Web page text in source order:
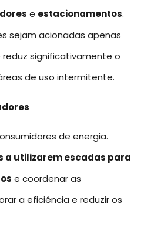
e estacionamentos.
sejam acionadas apenas
significativamente o
de uso intermitente.
de energia.
a utilizarem escadas para
e coordenar as
a eficiência e reduzir os